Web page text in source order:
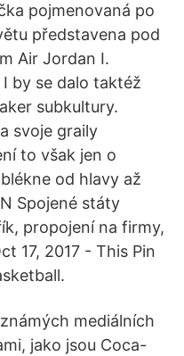
pojmenovaná po
představena pod
Air Jordan I.
by se dalo taktéž
subkultury.
svoje graily
to však jen o
od hlavy až
Spojené státy
propojení na firmy,
17, 2017 - This Pin
mediálních
jako jsou Coca-